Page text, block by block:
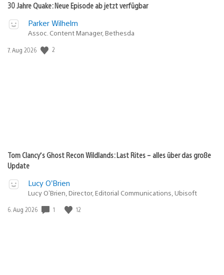
30 Jahre Quake: Neue Episode ab jetzt verfügbar
Parker Wilhelm
Assoc. Content Manager, Bethesda
Veröffentlichungsdatum:
7. Aug 2026 2
Tom Clancy’s Ghost Recon Wildlands: Last Rites – alles über das große
Update
Lucy O’Brien
Lucy O’Brien, Director, Editorial Communications, Ubisoft
Veröffentlichungsdatum:
6. Aug 2026 1 12